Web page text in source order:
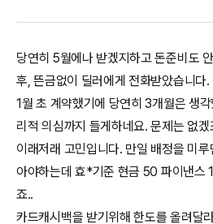
당연히 5월에나 받겠지하고 돈준비도
후, 뜬금없이 딜러에게 전화받았습니다.
1월 초 계약했기에 당연히 3개월은 생
리적 의심까지 들게하네요. 문제는 없겠
이래저래 고민입니다. 만일 배정을 미
아야하는데 효*기준 현금 50 파이낸스
죠..
카드캐시백을 받기위해 한도를 올려달